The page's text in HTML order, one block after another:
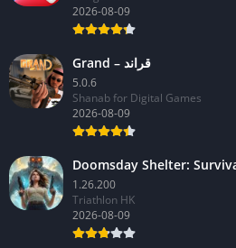
1.22
inhi games
Grand – قراند
5.0.6
Shanab for Digital Games
Doomsday Shelter: Survival
1.26.200
Triathlon HK